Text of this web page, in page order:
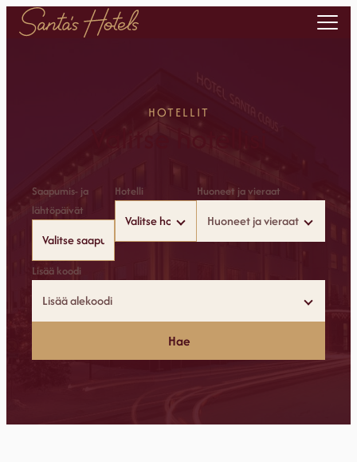
Siirry
sisältöön
HOTELLIT
Valitse hotellisi
Saapumis- ja
lähtöpäivät
Hotelli Huoneet ja vieraat
Huoneet ja vieraat
Lisää koodi
Lisää alekoodi
Hae